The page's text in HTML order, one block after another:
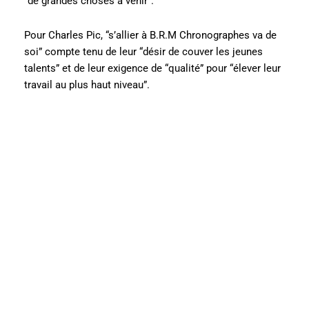
Pour Charles Pic, “s’allier à B.R.M Chronographes va de
soi” compte tenu de leur “désir de couver les jeunes
talents” et de leur exigence de “qualité” pour “élever leur
travail au plus haut niveau”.